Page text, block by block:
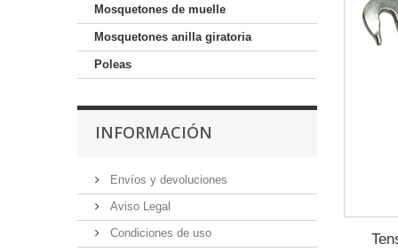
Mosquetones de muelle
Mosquetones anilla giratoria
Poleas
INFORMACIÓN
Envíos y devoluciones
Aviso Legal
Condiciones de uso